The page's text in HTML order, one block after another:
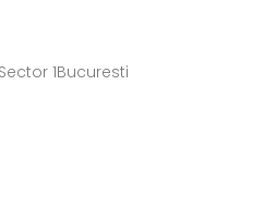
1Bucuresti